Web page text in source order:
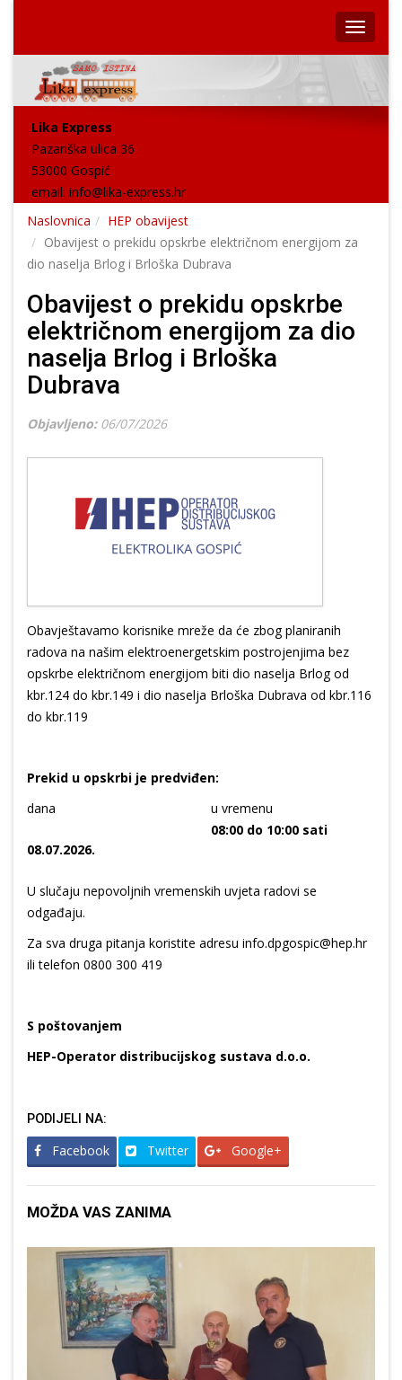
Lika Express
Pazariška ulica 36
53000 Gospić
email: info@lika-express.hr
Naslovnica
HEP obavijest
Obavijest o prekidu opskrbe električnom energijom za
dio naselja Brlog i Brloška Dubrava
Obavijest o prekidu opskrbe
električnom energijom za dio
naselja Brlog i Brloška
Dubrava
Objavljeno: 06/07/2026
Obavještavamo korisnike mreže da će zbog planiranih
radova na našim elektroenergetskim postrojenjima bez
opskrbe električnom energijom biti dio naselja Brlog od
kbr.124 do kbr.149 i dio naselja Brloška Dubrava od kbr.116
do kbr.119
Prekid u opskrbi je predviđen:
dana
u vremenu
08.07.2026.
08:00 do 10:00 sati
U slučaju nepovoljnih vremenskih uvjeta radovi se
odgađaju.
Za sva druga pitanja koristite adresu info.dpgospic@hep.hr
ili telefon 0800 300 419
S poštovanjem
HEP-Operator distribucijskog sustava d.o.o.
PODIJELI NA:
Facebook Twitter Google+
MOŽDA VAS ZANIMA